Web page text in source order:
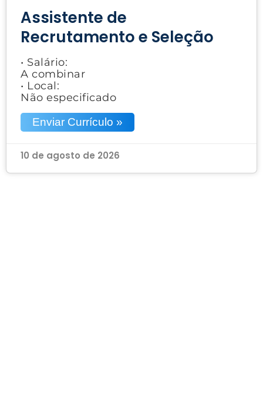
Assistente de
Recrutamento e Seleção
• Salário:
A combinar
• Local:
Não especificado
Enviar Currículo »
10 de agosto de 2026